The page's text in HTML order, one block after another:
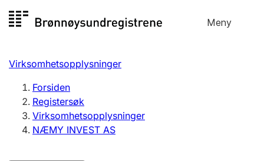
til
Meny
Registersøk
Aksjeselskap
Enkeltpersonforetak
Registrere, endre, slette
Virksomhetsopplysninger
Forsiden
Registersøk
Virksomhetsopplysninger
NÆMY INVEST AS